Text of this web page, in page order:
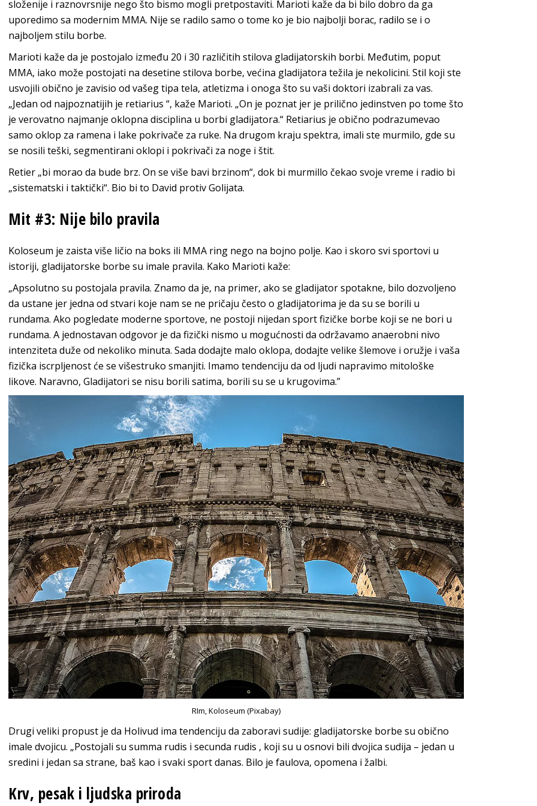
složenije i raznovrsnije nego što bismo mogli pretpostaviti. Marioti kaže da bi bilo dobro da ga
uporedimo sa modernim MMA. Nije se radilo samo o tome ko je bio najbolji borac, radilo se i o
najboljem stilu borbe.
Marioti kaže da je postojalo između 20 i 30 različitih stilova gladijatorskih borbi. Međutim, poput
MMA, iako može postojati na desetine stilova borbe, većina gladijatora težila je nekolicini. Stil koji ste
usvojili obično je zavisio od vašeg tipa tela, atletizma i onoga što su vaši doktori izabrali za vas.
„Jedan od najpoznatijih je retiarius “, kaže Marioti. „On je poznat jer je prilično jedinstven po tome što
je verovatno najmanje oklopna disciplina u borbi gladijatora.“ Retiarius je obično podrazumevao
samo oklop za ramena i lake pokrivače za ruke. Na drugom kraju spektra, imali ste murmilo, gde su
se nosili teški, segmentirani oklopi i pokrivači za noge i štit.
Retier „bi morao da bude brz. On se više bavi brzinom“, dok bi murmillo čekao svoje vreme i radio bi
„sistematski i taktički“. Bio bi to David protiv Golijata.
Mit #3: Nije bilo pravila
Koloseum je zaista više ličio na boks ili MMA ring nego na bojno polje. Kao i skoro svi sportovi u
istoriji, gladijatorske borbe su imale pravila. Kako Marioti kaže:
„Apsolutno su postojala pravila. Znamo da je, na primer, ako se gladijator spotakne, bilo dozvoljeno
da ustane jer jedna od stvari koje nam se ne pričaju često o gladijatorima je da su se borili u
rundama. Ako pogledate moderne sportove, ne postoji nijedan sport fizičke borbe koji se ne bori u
rundama. A jednostavan odgovor je da fizički nismo u mogućnosti da održavamo anaerobni nivo
intenziteta duže od nekoliko minuta. Sada dodajte malo oklopa, dodajte velike šlemove i oružje i vaša
fizička iscrpljenost će se višestruko smanjiti. Imamo tendenciju da od ljudi napravimo mitološke
likove. Naravno, Gladijatori se nisu borili satima, borili su se u krugovima.”
RIm, Koloseum (Pixabay)
Drugi veliki propust je da Holivud ima tendenciju da zaboravi sudije: gladijatorske borbe su obično
imale dvojicu. „Postojali su summa rudis i secunda rudis , koji su u osnovi bili dvojica sudija – jedan u
sredini i jedan sa strane, baš kao i svaki sport danas. Bilo je faulova, opomena i žalbi.
Krv, pesak i ljudska priroda